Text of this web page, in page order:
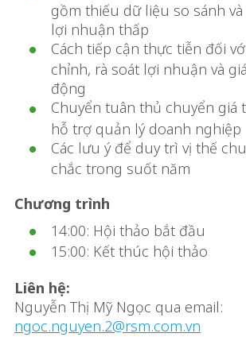
gồm thiếu dữ liệu so sánh
lợi nhuận thấp
Cách tiếp cận thực tiễn đối
chỉnh, rà soát lợi nhuận và
động
Chuyển tuân thủ chuyển giá
hỗ trợ quản lý doanh nghiệp
Các lưu ý để duy trì vị thế
chắc trong suốt năm
Chương trình
14:00: Hội thảo bắt đầu
15:00: Kết thúc hội thảo
Liên hệ:
Nguyễn Thị Mỹ Ngọc qua email:
ngoc.nguyen.2@rsm.com.vn